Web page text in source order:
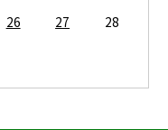
26 27
28